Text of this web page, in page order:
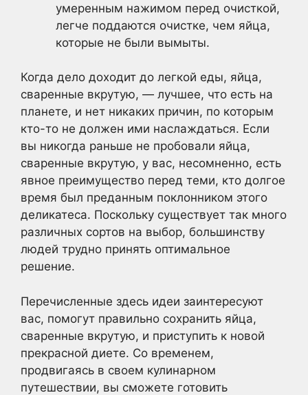
умеренным нажимом перед очисткой,
легче поддаются очистке, чем яйца,
которые не были вымыты.
Когда дело доходит до легкой еды, яйца,
сваренные вкрутую, — лучшее, что есть на
планете, и нет никаких причин, по которым
кто-то не должен ими наслаждаться. Если
вы никогда раньше не пробовали яйца,
сваренные вкрутую, у вас, несомненно, есть
явное преимущество перед теми, кто долгое
время был преданным поклонником этого
деликатеса. Поскольку существует так много
различных сортов на выбор, большинству
людей трудно принять оптимальное
решение.
Перечисленные здесь идеи заинтересуют
вас, помогут правильно сохранить яйца,
сваренные вкрутую, и приступить к новой
прекрасной диете. Со временем,
продвигаясь в своем кулинарном
путешествии, вы сможете готовить